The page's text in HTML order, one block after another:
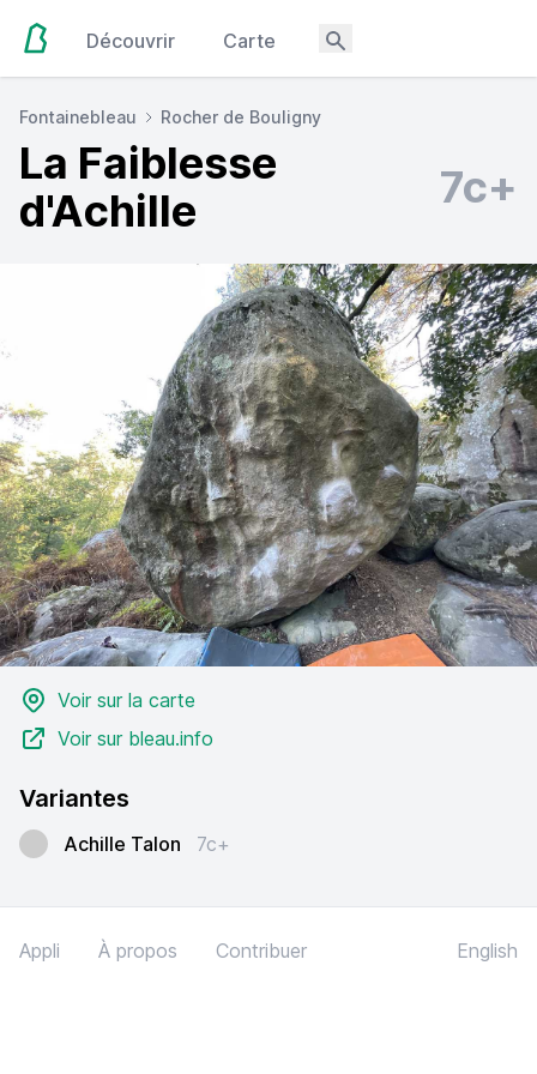
Découvrir Carte
Fontainebleau Rocher de Bouligny
La Faiblesse
d'Achille
7c+
Voir sur la carte
Voir sur bleau.info
Variantes
Achille Talon 7c+
Appli À propos Contribuer English